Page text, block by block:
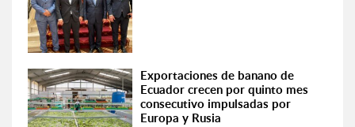
Exportaciones de banano de
Ecuador crecen por quinto mes
consecutivo impulsadas por
Europa y Rusia